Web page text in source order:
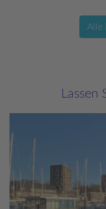
Alle
Lassen